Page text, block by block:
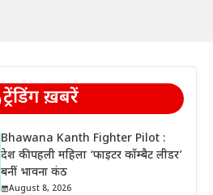
ट्रेंडिंग ख़बरें
Bhawana Kanth Fighter Pilot :
देश की पहली महिला ‘फाइटर कॉम्बैट लीडर’
बनीं भावना कंठ
August 8, 2026